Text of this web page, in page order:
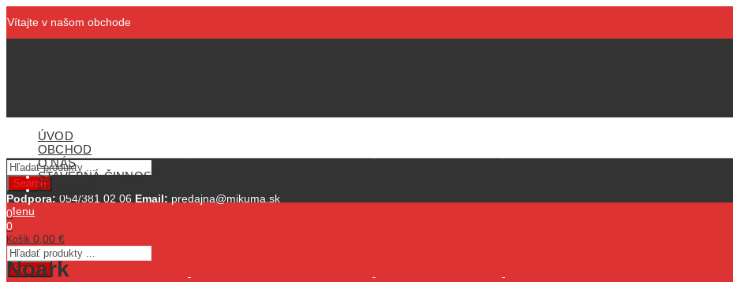
Vítajte v našom obchode
Search
Podpora: 054/381 02 06 Email: predajna@mikuma.sk
Menu
ÚVOD
OBCHOD
O NÁS
STAVEBNÁ ČINNOSŤ
KONTAKT
0
0
Košík 0,00 €
Search
Noark